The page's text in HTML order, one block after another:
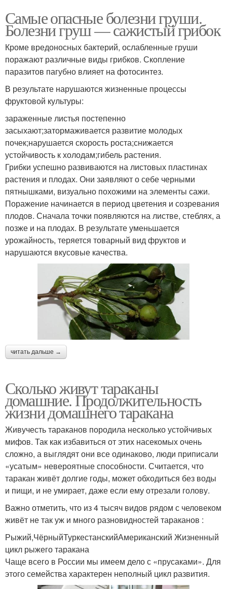
Самые опасные болезни груши.
Болезни груш — сажистый грибок
Кроме вредоносных бактерий, ослабленные груши
поражают различные виды грибков. Скопление
паразитов пагубно влияет на фотосинтез.
В результате нарушаются жизненные процессы
фруктовой культуры:
зараженные листья постепенно
засыхают;затормаживается развитие молодых
почек;нарушается скорость роста;снижается
устойчивость к холодам;гибель растения.
Грибки успешно развиваются на листовых пластинах
растения и плодах. Они заявляют о себе черными
пятнышками, визуально похожими на элементы сажи.
Поражение начинается в период цветения и созревания
плодов. Сначала точки появляются на листве, стеблях, а
позже и на плодах. В результате уменьшается
урожайность, теряется товарный вид фруктов и
нарушаются вкусовые качества.
читать дальше →
Сколько живут тараканы
домашние. Продолжительность
жизни домашнего таракана
Живучесть тараканов породила несколько устойчивых
мифов. Так как избавиться от этих насекомых очень
сложно, а выглядят они все одинаково, люди приписали
«усатым» невероятные способности. Считается, что
таракан живёт долгие годы, может обходиться без воды
и пищи, и не умирает, даже если ему отрезали голову.
Важно отметить, что из 4 тысяч видов рядом с человеком
живёт не так уж и много разновидностей тараканов :
Рыжий,ЧёрныйТуркестанскийАмериканский Жизненный
цикл рыжего таракана
Чаще всего в России мы имеем дело с «прусаками». Для
этого семейства характерен неполный цикл развития.